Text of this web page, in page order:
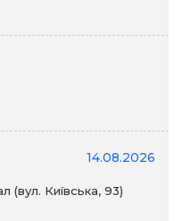
14.08.2026
(вул. Київська, 93)